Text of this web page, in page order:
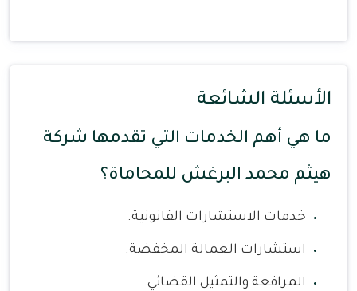
الأسئلة الشائعة
ما هي أهم الخدمات التي تقدمها شركة
هيثم محمد البرغش للمحاماة؟
خدمات الاستشارات القانونية.
استشارات العمالة المخفضة.
المرافعة والتمثيل القضائي.